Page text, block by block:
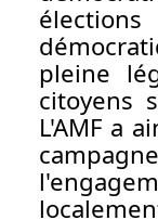
pleine
citoyens
L'AMF a